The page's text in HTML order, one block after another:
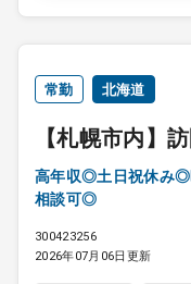
常勤 北海道
【札幌市内】
高年収◎土日祝休み◎
相談可◎
300423256
2026年07月06日更新